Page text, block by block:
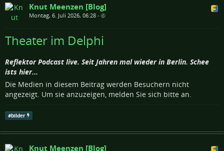
Knut Meenzen [Blog]
Montag, 6. Juli 2026, 06:28 •
Theater im Delphi
Reflektor Podcast live. Seit Jahren mal wieder in Berlin. Schee
ists hier...
Die Medien in diesem Beitrag werden Besuchern nicht
angezeigt. Um sie anzuzeigen, melden Sie sich bitte an.
#bilder
Knut Meenzen [Blog]